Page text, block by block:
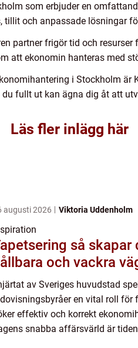
som erbjuder en
tillit och anpassade lösningar
partner frigör tid och
att ekonomin hanteras med
i Stockholm är
fullt ut kan ägna dig åt att
Läs fler inlägg här
augusti 2026 Viktoria Uddenholm
så skapar du
och vackra
av Sveriges huvudstad
en vital roll för
effektiv och korrekt
snabba affärsvärld är